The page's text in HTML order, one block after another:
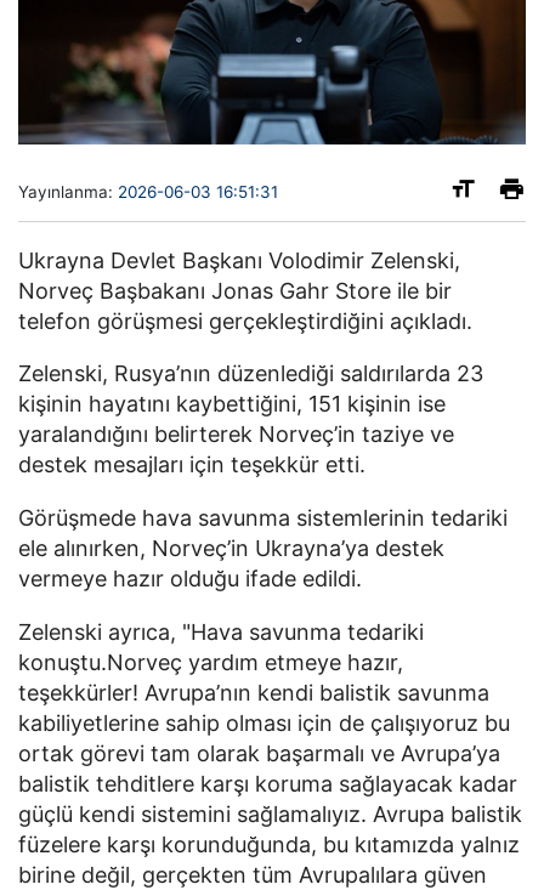
Yayınlanma: 2026-06-03 16:51:31
Ukrayna Devlet Başkanı Volodimir Zelenski,
Norveç Başbakanı Jonas Gahr Store ile bir
telefon görüşmesi gerçekleştirdiğini açıkladı.
Zelenski, Rusya’nın düzenlediği saldırılarda 23
kişinin hayatını kaybettiğini, 151 kişinin ise
yaralandığını belirterek Norveç’in taziye ve
destek mesajları için teşekkür etti.
Görüşmede hava savunma sistemlerinin tedariki
ele alınırken, Norveç’in Ukrayna’ya destek
vermeye hazır olduğu ifade edildi.
Zelenski ayrıca, "Hava savunma tedariki
konuştu.Norveç yardım etmeye hazır,
teşekkürler! Avrupa’nın kendi balistik savunma
kabiliyetlerine sahip olması için de çalışıyoruz bu
ortak görevi tam olarak başarmalı ve Avrupa’ya
balistik tehditlere karşı koruma sağlayacak kadar
güçlü kendi sistemini sağlamalıyız. Avrupa balistik
füzelere karşı korunduğunda, bu kıtamızda yalnız
birine değil, gerçekten tüm Avrupalılara güven